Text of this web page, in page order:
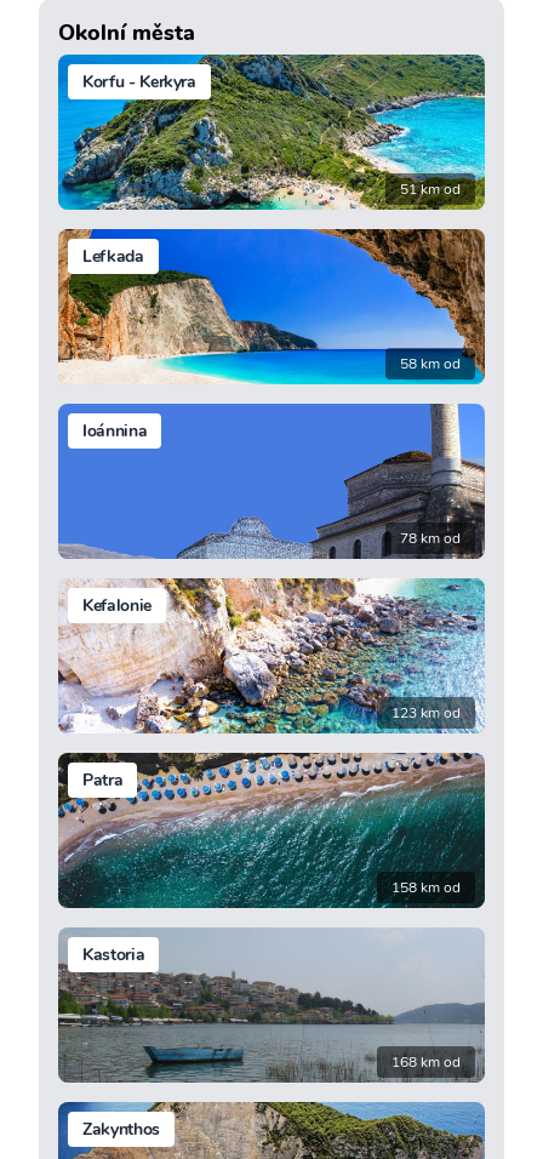
Okolní města
Korfu - Kerkyra
51 km od
Lefkada
58 km od
Ioánnina
78 km od
Kefalonie
123 km od
Patra
158 km od
Kastoria
168 km od
Zakynthos